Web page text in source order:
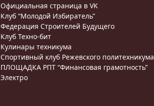
Официальная страница в VK
Клуб “Молодой Избиратель”
Федерация Строителей Будущего
Клуб Техно-бит
Кулинары техникума
Спортивный клуб Режевского политехникума
ПЛОЩАДКА РПТ “Финансовая грамотность”
Электро